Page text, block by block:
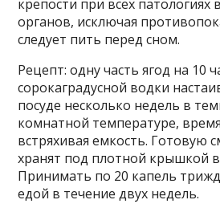
крепости при всех патологиях
органов, исключая
следует пить перед сном.
Рецепт: одну часть ягод на 10
сорокаградусной водки
посуде несколько недель в
комнатной температуре,
встряхивая емкость. Готовую
хранят под плотной крышкой
Принимать по 20 капель
едой в течение двух недель.